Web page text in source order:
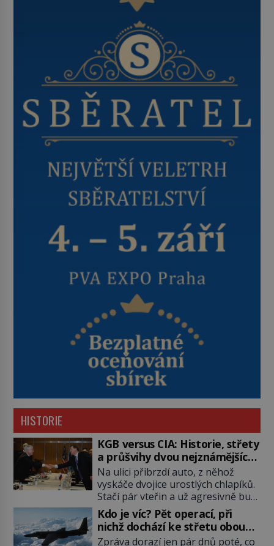
HISTORIE
KGB versus CIA: Historie, střety
a průšvihy dvou nejznámějších
tajných služeb historie
Na ulici přibrzdí auto, z něhož
vyskáče dvojice urostlých chlapíků.
Stačí pár vteřin a už agresivně buší
na dveře. O další okamžik později
vlečou nebožáka do auta, a pak už
ho nikdy nikdo nespatří. Dostal se
Kdo je víc? Pět operací, při
nichž dochází ke střetu obou
tajných služeb
Zpráva dorazí jen pár dnů poté, co